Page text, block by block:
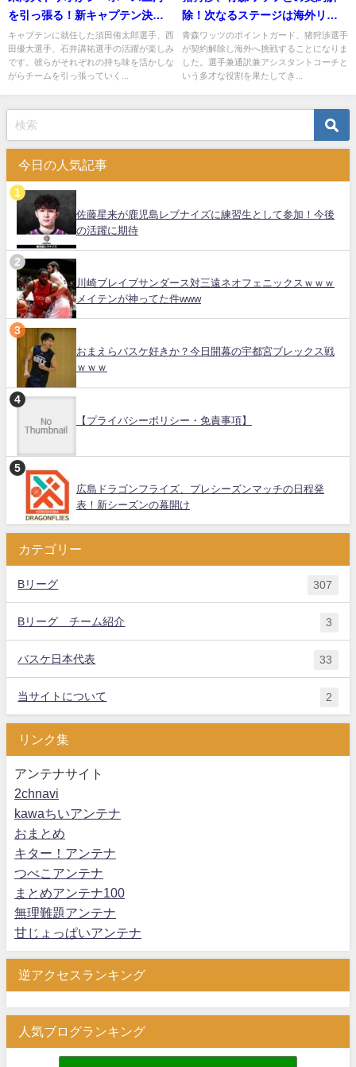
を引っ張る！新キャプテン決定
のニュース
キャプテンに就任した須田侑太郎選手、西
田優大選手、石井講祐選手の活躍が楽しみ
です。彼らがそれぞれの持ち味を活かしな
がらチームを引っ張っていく...
除！次なるステージは海外リー
グ？
青森ワッツのポイントガード、猪狩渉選手
が契約解除し海外へ挑戦することになりま
した。選手兼通訳兼アシスタントコーチと
いう多才な役割を果たしてき...
今日の人気記事
佐藤星来が鹿児島レブナイズに練習生として参加！今後
の活躍に期待
川崎ブレイブサンダース対三遠ネオフェニックスｗｗｗ
メイテンが神ってた件www
おまえらバスケ好きか？今日開幕の宇都宮ブレックス戦
ｗｗｗ
【プライバシーポリシー・免責事項】
広島ドラゴンフライズ、プレシーズンマッチの日程発
表！新シーズンの幕開け
カテゴリー
Bリーグ 307
Bリーグ チーム紹介 3
バスケ日本代表 33
当サイトについて 2
リンク集
アンテナサイト
2chnavi
kawaちいアンテナ
おまとめ
キター！アンテナ
つべこアンテナ
まとめアンテナ100
無理難題アンテナ
甘じょっぱいアンテナ
逆アクセスランキング
人気ブログランキング